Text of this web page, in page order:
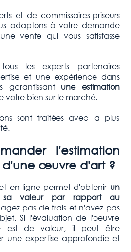
et de commissaires-priseurs
adaptons à votre demande
vente qui vous satisfasse
les experts partenaires
et une expérience dans
garantissantune estimation
votre bien sur le marché.
sont traitées avec la plus
l'estimation
d'une œuvre d'art ?
en ligne permet d'obtenir un
sa valeur par rapport au
pas de frais et n'avez pas
Si l'évaluation de l'oeuvre
est de valeur, il peut être
une expertise approfondie et